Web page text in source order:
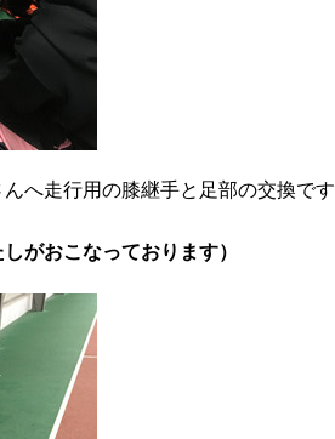
へ走行用の膝継手と足部の交換です
がおこなっております）